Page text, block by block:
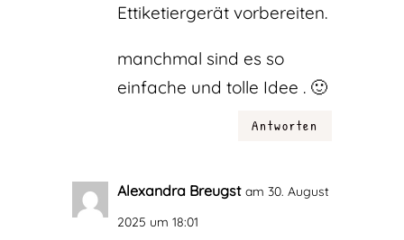
Ettiketiergerät vorbereiten.
manchmal sind es so
einfache und tolle Idee . 🙂
Antworten
Alexandra Breugst am 30. August
2025 um 18:01